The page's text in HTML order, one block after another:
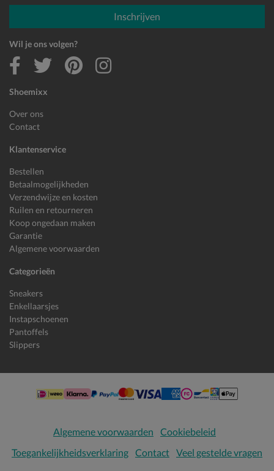
Shoemixx
Over ons
Contact
Klantenservice
Bestellen
Betaalmogelijkheden
Verzendwijze en kosten
Ruilen en retourneren
Koop ongedaan maken
Garantie
Algemene voorwaarden
Categorieën
Sneakers
Enkellaarsjes
Instapschoenen
Pantoffels
Slippers
E-mailadres
Inschrijven
Wil je ons volgen?
Algemene voorwaarden
Cookiebeleid
Toegankelijkheidsverklaring Contact Veel gestelde vragen